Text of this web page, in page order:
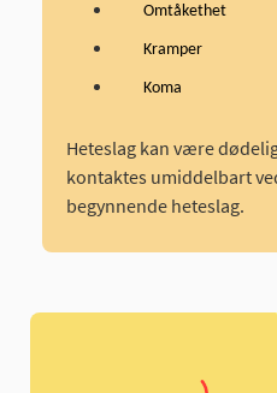
Omtåkethet
Kramper
Koma
Heteslag kan være
kontaktes umiddelbart
begynnende heteslag.